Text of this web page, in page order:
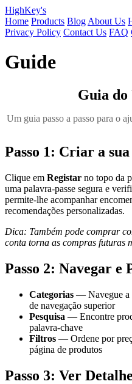
HighKey's
Home Products Blog About Us
Privacy Policy Contact Us FAQ
Guide
Guia
Um guia passo a passo para o
Passo 1: Criar a
Clique em Registar no topo da
uma palavra-passe segura e
permite-lhe acompanhar
recomendações personalizadas.
Dica: Também pode comprar
conta torna as compras futuras
Passo 2: Navegar e
Categorias — Navegue a
de navegação superior
Pesquisa — Encontre
palavra-chave
Filtros — Ordene por
página de produtos
Passo 3: Ver